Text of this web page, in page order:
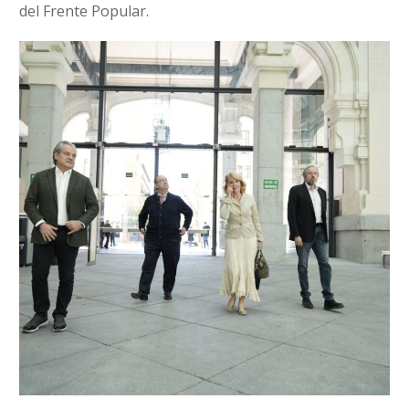
del Frente Popular.